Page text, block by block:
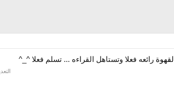
رائعه فعلا وتستاهل القراءه ... تسلم فعلا ^_^